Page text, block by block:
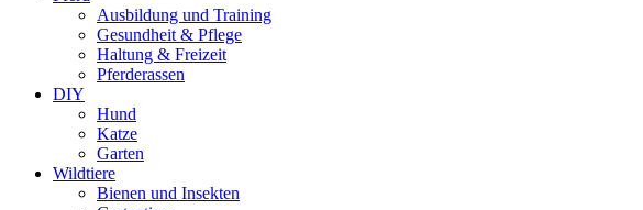
Ausbildung und Training
Gesundheit & Pflege
Haltung & Freizeit
Pferderassen
DIY
Hund
Katze
Garten
Wildtiere
Bienen und Insekten